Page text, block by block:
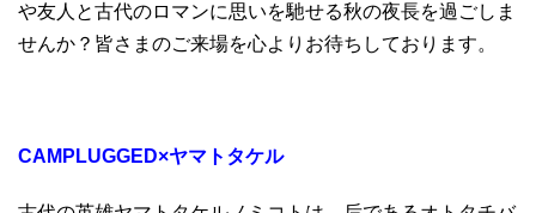
や友人と古代のロマンに思いを馳せる秋の夜長を過ごしま
せんか？皆さまのご来場を心よりお待ちしております。
CAMPLUGGED×ヤマトタケル